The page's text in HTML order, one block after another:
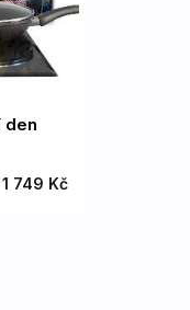
den
1 749 Kč